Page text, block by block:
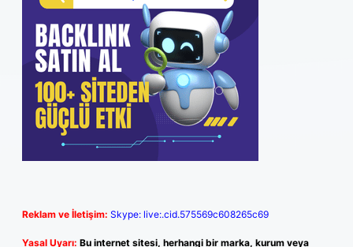
Reklam ve İletişim: Skype: live:.cid.575569c608265c69
Yasal Uyarı: Bu internet sitesi, herhangi bir marka, kurum veya